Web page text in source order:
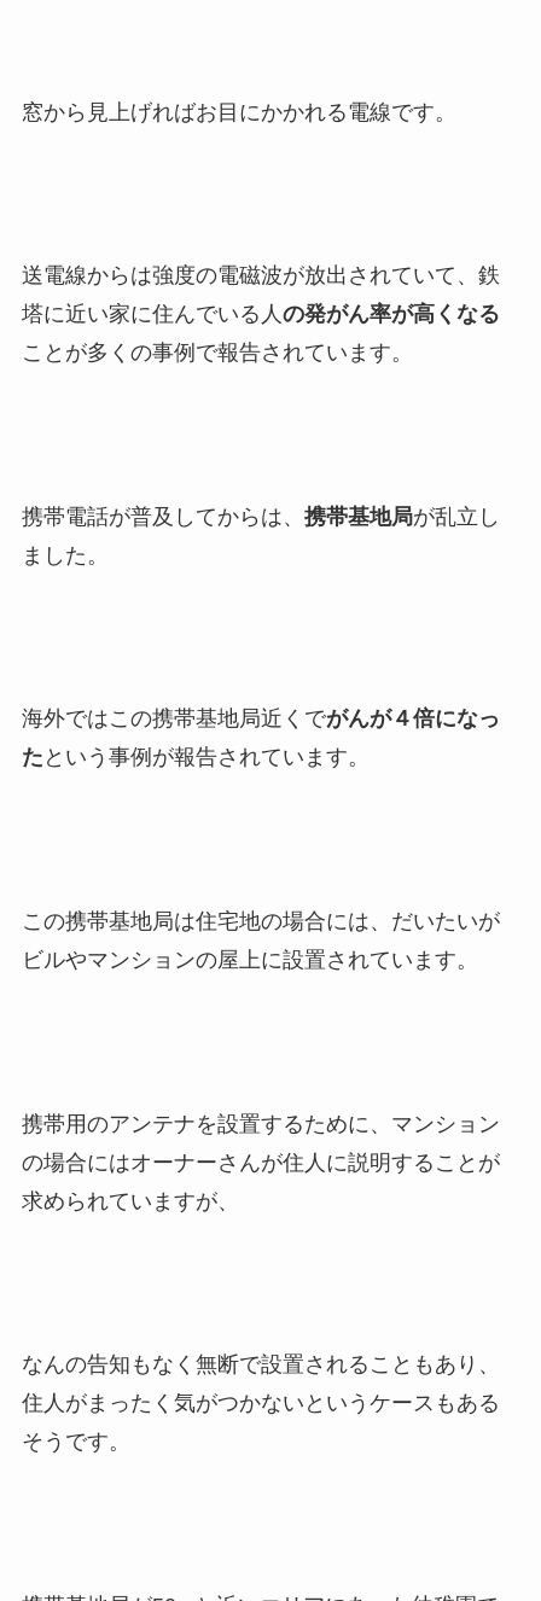
窓から見上げればお目にかかれる電線です。
送電線からは強度の電磁波が放出されていて、鉄
塔に近い家に住んでいる人の発がん率が高くなる
ことが多くの事例で報告されています。
携帯電話が普及してからは、 携帯基地局が乱立し
ました。
海外ではこの携帯基地局近くでがんが４倍になっ
た という事例が報告されています。
この携帯基地局は住宅地の場合には、だいたいが
ビルやマンションの屋上に設置されています。
携帯用のアンテナを設置するために、マンション
の場合にはオーナーさんが住人に説明することが
求められていますが、
なんの告知もなく無断で設置されることもあり、
住人がまったく気がつかないというケースもある
そうです。